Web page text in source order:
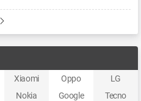
Xiaomi Oppo
LG
Nokia Google
Tecno